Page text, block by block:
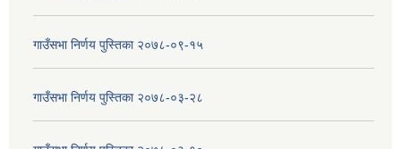
गाउँसभा निर्णय पुस्तिका २०७८-०९-१५
गाउँसभा निर्णय पुस्तिका २०७८-०३-२८